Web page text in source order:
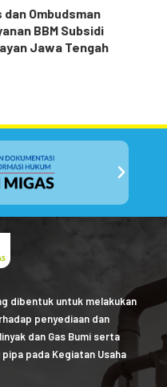
dan Ombudsman
BBM Subsidi
Jawa Tengah
dibentuk untuk melakukan
penyediaan dan
dan Gas Bumi serta
pada Kegiatan Usaha